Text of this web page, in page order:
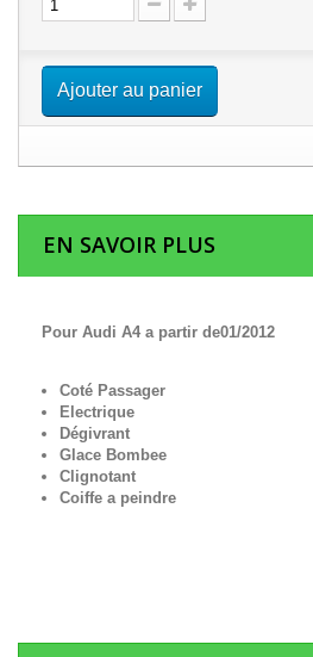
Ajouter au panier
EN SAVOIR PLUS
Pour Audi A4 a partir de01/2012
Coté Passager
Electrique
Dégivrant
Glace Bombee
Clignotant
Coiffe a peindre